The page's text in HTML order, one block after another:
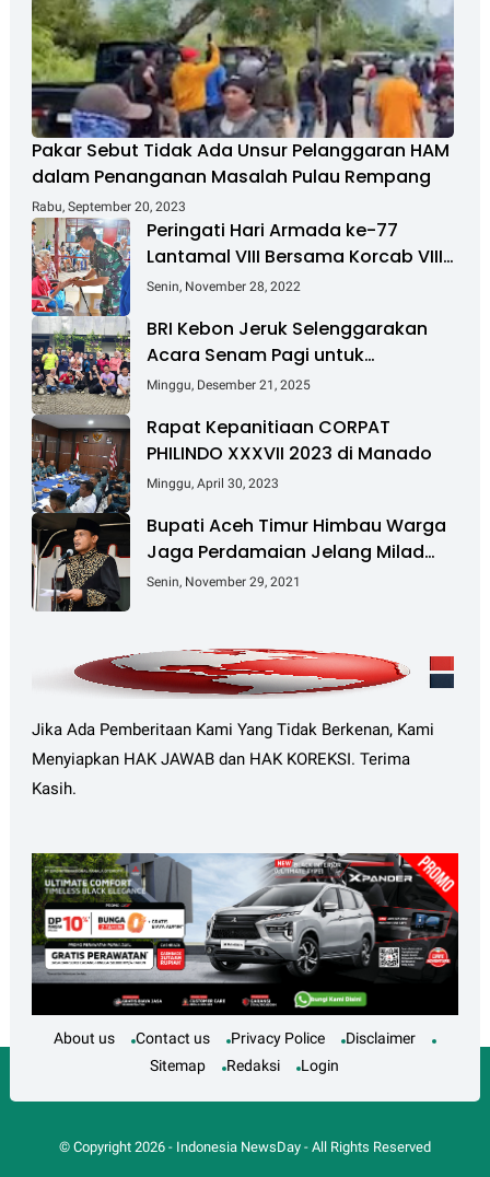
Pakar Sebut Tidak Ada Unsur Pelanggaran HAM
dalam Penanganan Masalah Pulau Rempang
Rabu, September 20, 2023
Peringati Hari Armada ke-77
Lantamal VIII Bersama Korcab VIII
DJA II Laksanakan Bakti Sosial
Senin, November 28, 2022
BRI Kebon Jeruk Selenggarakan
Acara Senam Pagi untuk
Tingkatkan Kesehatan dan
Minggu, Desember 21, 2025
Rapat Kepanitiaan CORPAT
PHILINDO XXXVII 2023 di Manado
Minggu, April 30, 2023
Bupati Aceh Timur Himbau Warga
Jaga Perdamaian Jelang Milad
GAM Ke-45
Senin, November 29, 2021
Jika Ada Pemberitaan Kami Yang Tidak Berkenan, Kami
Menyiapkan HAK JAWAB dan HAK KOREKSI. Terima
Kasih.
About us Contact us Privacy Police
Disclaimer
Sitemap
Redaksi Login
© Copyright 2026- Indonesia NewsDay- All Rights Reserved